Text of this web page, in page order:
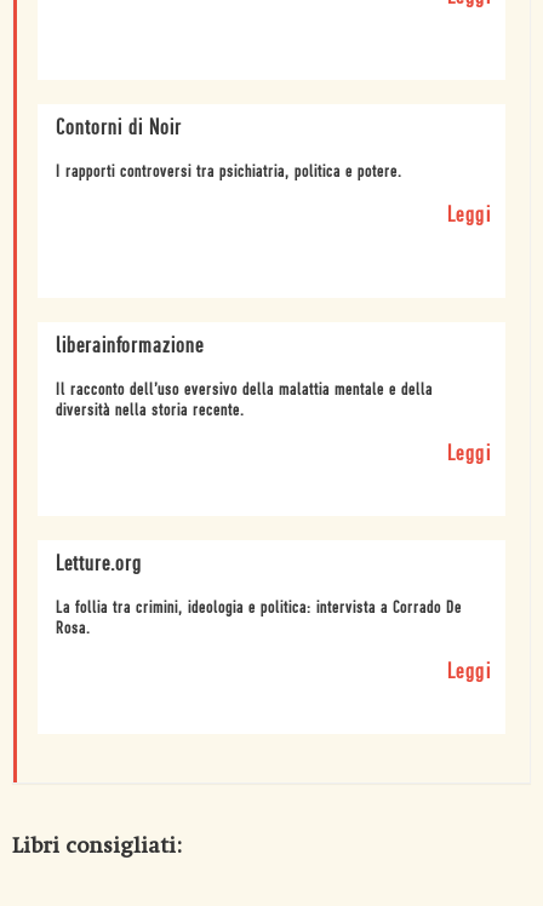
Contorni di Noir
I rapporti controversi tra psichiatria, politica e potere.
Leggi
liberainformazione
Il racconto dell’uso eversivo della malattia mentale e della
diversità nella storia recente.
Leggi
Letture.org
La follia tra crimini, ideologia e politica: intervista a Corrado De
Rosa.
Leggi
Libri consigliati: